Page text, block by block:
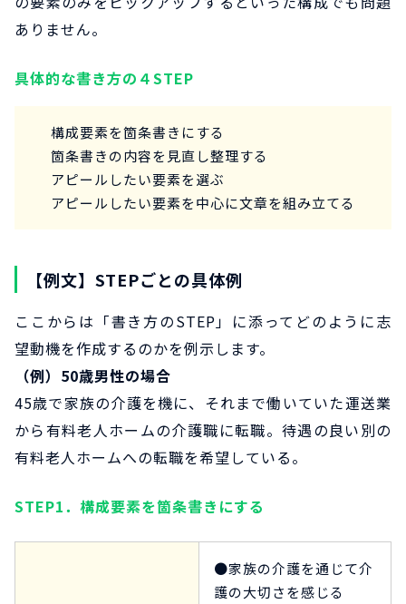
ありません。
具体的な書き方の４STEP
構成要素を箇条書きにする
箇条書きの内容を見直し整理する
アピールしたい要素を選ぶ
アピールしたい要素を中心に文章を組み立てる
【例文】STEPごとの具体例
ここからは「書き方のSTEP」に添ってどのように志
望動機を作成するのかを例示します。
（例）50歳男性の場合
45歳で家族の介護を機に、それまで働いていた運送業
から有料老人ホームの介護職に転職。待遇の良い別の
有料老人ホームへの転職を希望している。
STEP1．構成要素を箇条書きにする
●家族の介護を通じて介
護の大切さを感じる